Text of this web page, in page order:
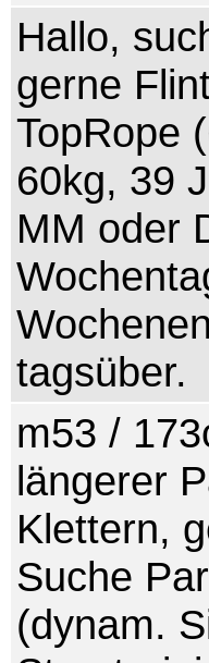
Hallo,
gerne
TopRope
60kg, 39
MM oder
tagsüber.
m53 /
längerer
Klettern,
Suche
(dynam.